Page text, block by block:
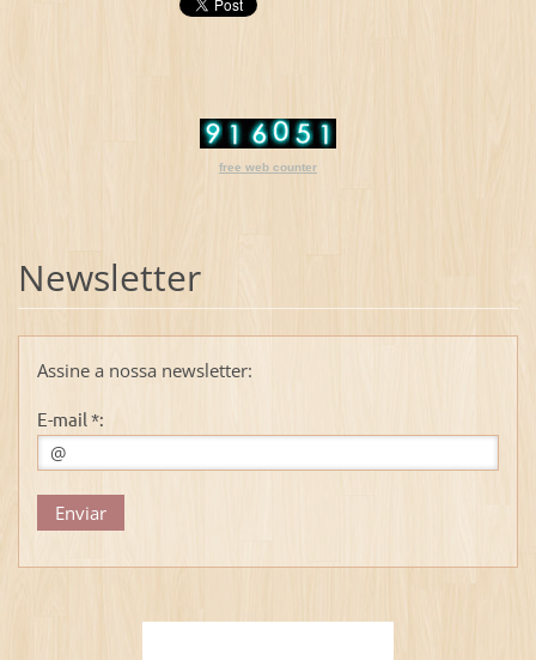
free web counter
Newsletter
Assine a nossa newsletter:
E-mail *: